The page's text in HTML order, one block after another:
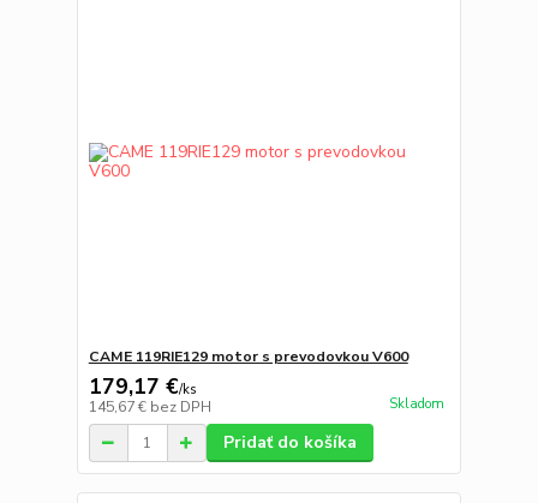
CAME 119RIE129 motor s prevodovkou V600
179,17 €/ks
145,67 € bez DPH Skladom
Pridať do košíka